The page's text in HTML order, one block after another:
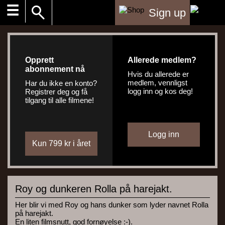
☰ Sign up
Opprett
abonnement nå
Har du ikke en konto?
Registrer deg og få
tilgang til alle filmene!
Allerede medlem?
Hvis du allerede er
medlem, vennligst
logg inn og kos deg!
Roy og dunkeren Rolla på harejakt.
Her blir vi med Roy og hans dunker som lyder navnet Rolla
på harejakt.
En liten filmsnutt, god fornøyelse :-).